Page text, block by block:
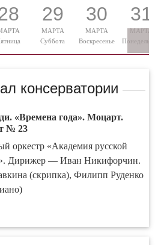
29
МАРТА
Суббота
30
МАРТА
Воскресенье
31
МАРТА
консерватории
«Времена года». Моцарт.
№ 23
оркестр «Академия русской
Дирижер — Иван Никифорчин.
(скрипка), Филипп Руденко